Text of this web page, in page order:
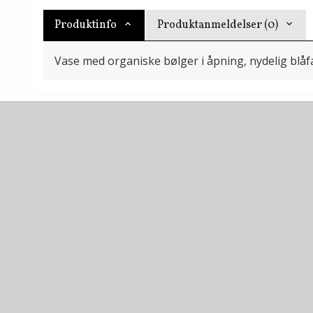
Produktinfo Produktanmeldelser (0)
Vase med organiske bølger i åpning, nydelig